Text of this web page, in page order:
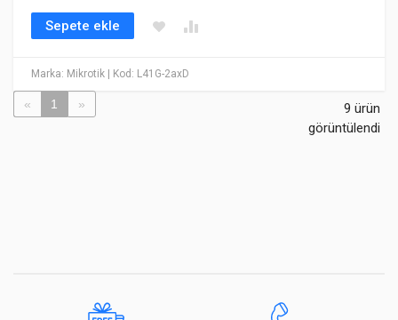
Marka: Mikrotik | Kod: L41G-2axD
Sepete ekle
« 1 »
9 ürün
görüntülendi